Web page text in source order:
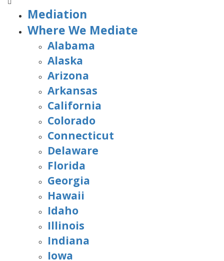
Mediation
Where We Mediate
Alabama
Alaska
Arizona
Arkansas
California
Colorado
Connecticut
Delaware
Florida
Georgia
Hawaii
Idaho
Illinois
Indiana
Iowa